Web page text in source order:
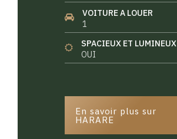
VOITURE A LOUER
1
SPACIEUX ET LUMINEUX
OUI
En savoir plus sur
HARARE